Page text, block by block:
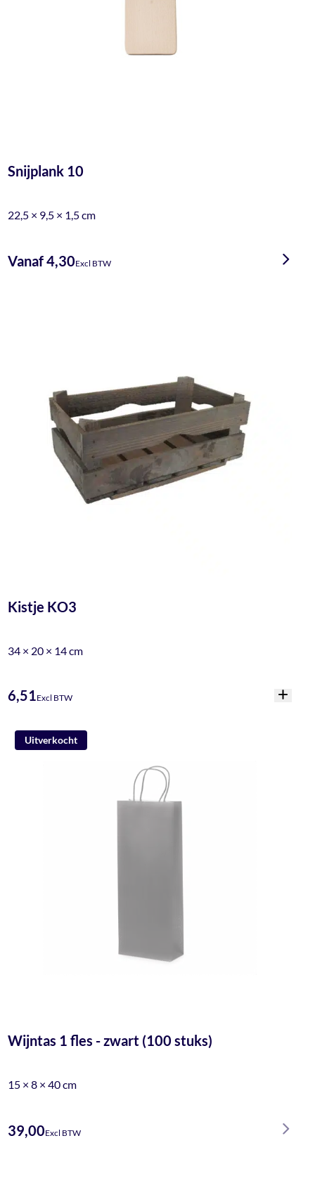
Snijplank 10
22,5 × 9,5 × 1,5 cm
Vanaf 4,30Excl BTW
Kistje KO3
34 × 20 × 14 cm
6,51Excl BTW
Uitverkocht
Wijntas 1 fles - zwart (100 stuks)
15 × 8 × 40 cm
39,00Excl BTW